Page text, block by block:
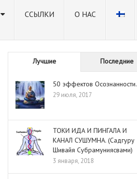
ССЫЛКИ О НАС
Лучшие Последние
50 эффектов Осознанности.
29 июля, 2017
ТОКИ ИДА И ПИНГАЛА И
КАНАЛ СУШУМНА. (Садгуру
Шивайя Субрамуниясвами)
3 января, 2018